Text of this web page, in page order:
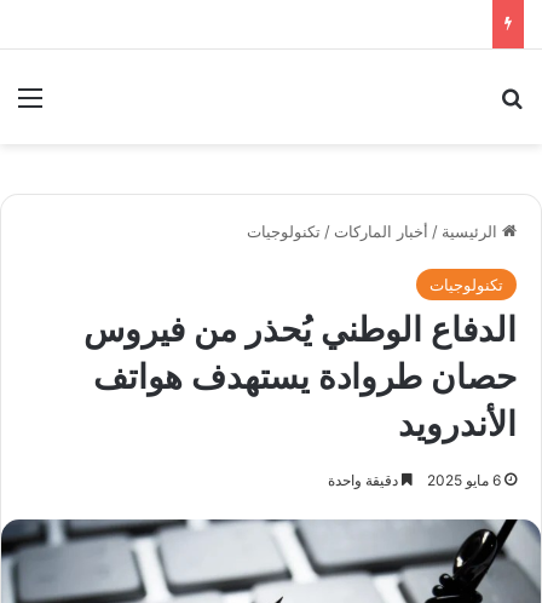
الرئيسية / أخبار الماركات / تكنولوجيات
تكنولوجيات
الدفاع الوطني يُحذر من فيروس
حصان طروادة يستهدف هواتف
الأندرويد
6 مايو 2025 دقيقة واحدة